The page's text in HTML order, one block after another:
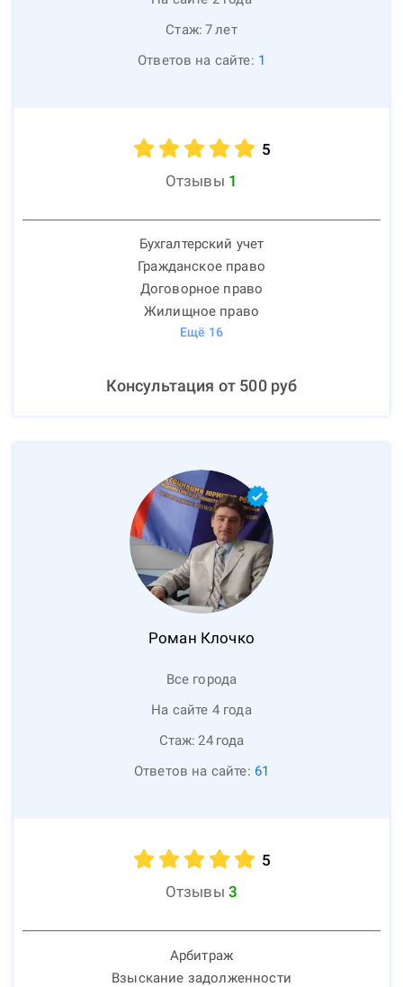
Стаж: 7лет
Ответов на сайте: 1
5
Отзывы 1
Бухгалтерский учет
Гражданское право
Договорное право
Жилищное право
Ещё 16
Консультация от 500руб
Роман Клочко
Все города
На сайте 4 года
Стаж: 24 года
Ответов на сайте: 61
5
Отзывы 3
Арбитраж
Взыскание задолженности